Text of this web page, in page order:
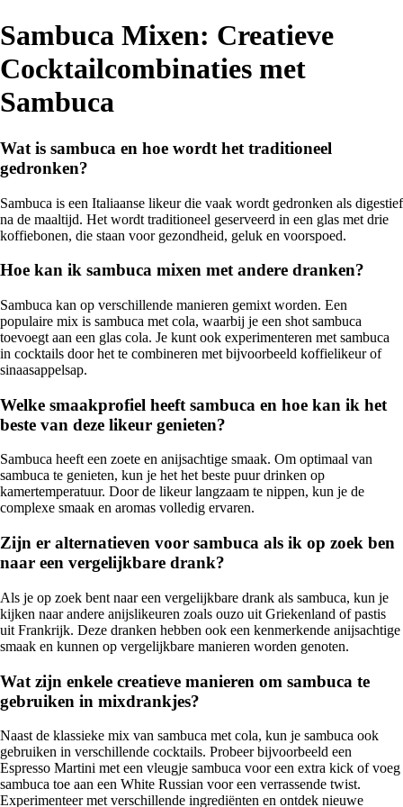
Sambuca Mixen: Creatieve
Cocktailcombinaties met
Sambuca
Wat is sambuca en hoe wordt het traditioneel
gedronken?
Sambuca is een Italiaanse likeur die vaak wordt gedronken als digestief
na de maaltijd. Het wordt traditioneel geserveerd in een glas met drie
koffiebonen, die staan voor gezondheid, geluk en voorspoed.
Hoe kan ik sambuca mixen met andere dranken?
Sambuca kan op verschillende manieren gemixt worden. Een
populaire mix is sambuca met cola, waarbij je een shot sambuca
toevoegt aan een glas cola. Je kunt ook experimenteren met sambuca
in cocktails door het te combineren met bijvoorbeeld koffielikeur of
sinaasappelsap.
Welke smaakprofiel heeft sambuca en hoe kan ik het
beste van deze likeur genieten?
Sambuca heeft een zoete en anijsachtige smaak. Om optimaal van
sambuca te genieten, kun je het het beste puur drinken op
kamertemperatuur. Door de likeur langzaam te nippen, kun je de
complexe smaak en aromas volledig ervaren.
Zijn er alternatieven voor sambuca als ik op zoek ben
naar een vergelijkbare drank?
Als je op zoek bent naar een vergelijkbare drank als sambuca, kun je
kijken naar andere anijslikeuren zoals ouzo uit Griekenland of pastis
uit Frankrijk. Deze dranken hebben ook een kenmerkende anijsachtige
smaak en kunnen op vergelijkbare manieren worden genoten.
Wat zijn enkele creatieve manieren om sambuca te
gebruiken in mixdrankjes?
Naast de klassieke mix van sambuca met cola, kun je sambuca ook
gebruiken in verschillende cocktails. Probeer bijvoorbeeld een
Espresso Martini met een vleugje sambuca voor een extra kick of voeg
sambuca toe aan een White Russian voor een verrassende twist.
Experimenteer met verschillende ingrediënten en ontdek nieuwe